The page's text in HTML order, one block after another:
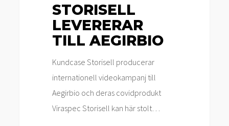
STORISELL
LEVERERAR
TILL AEGIRBIO
Kundcase Storisell producerar
internationell videokampanj till
Aegirbio och deras covidprodukt
Viraspec Storisell kan här stolt…